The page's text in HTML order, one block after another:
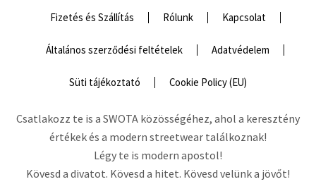
Fizetés és Szállítás Rólunk Kapcsolat
Általános szerződési feltételek Adatvédelem
Süti tájékoztató Cookie Policy (EU)
Csatlakozz te is a SWOTA közösségéhez, ahol a keresztény
értékek és a modern streetwear találkoznak!
Légy te is modern apostol!
Kövesd a divatot. Kövesd a hitet. Kövesd velünk a jövőt!